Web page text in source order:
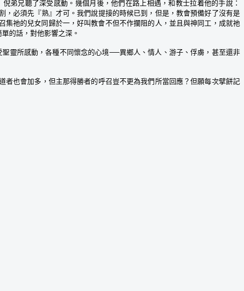
弟兄聽了深受感動。幾個月後，他們在路上相遇，和教士拉着他的手說：
必須先『熟』才可。我們說提接的時候已到，但是，教會預備好了沒有是
祂的兒女同歸於一，好叫教會不但不作攔阻的人，並且與神同工，成就祂
的話，對他影響之深。
所感動，各種不同懷念的心境──異鄉人、情人、游子、俘虜，甚至還非
也會加多，但主那得勝者的呼召豈不更為我們所當回應？但願每次擘餅記